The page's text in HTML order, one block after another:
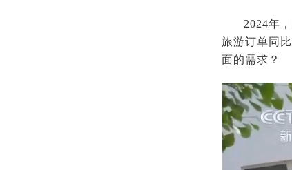
2024年
旅游订单同
面的需求？